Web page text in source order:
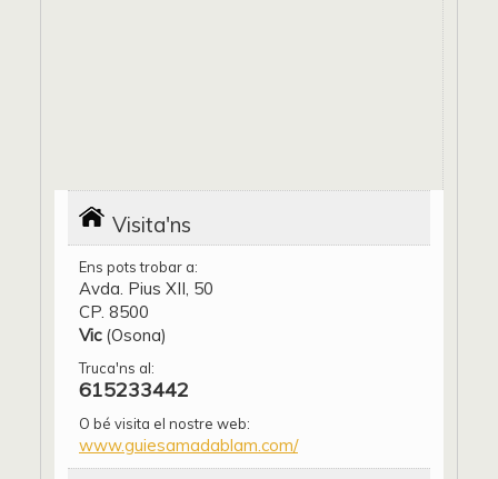
Visita'ns
Ens pots trobar a:
Avda. Pius XII, 50
CP. 8500
Vic(Osona)
Truca'ns al:
615233442
O bé visita el nostre web:
www.guiesamadablam.com/